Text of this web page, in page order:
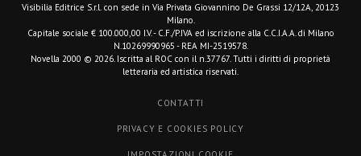
Visibilia Editrice S.r.l. con sede in Via Privata Giovannino De Grassi 12/12A, 20123
Milano.
Capitale sociale € 100.000,00 I.V. - C.F./P.IVA ed iscrizione alla C.C.I.A.A. di Milano
N.10269990965 - REA MI-2519578.
Novella 2000 © 2026. Iscritta al ROC con il n.37767. Tutti i diritti di proprietà
letteraria ed artistica riservati.
CONTATTI
PRIVACY E COOKIES POLICY